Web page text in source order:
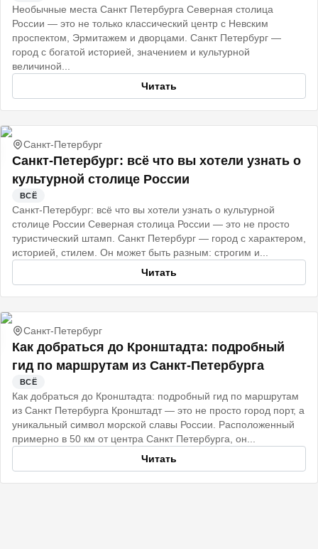
Необычные места Санкт Петербурга Северная столица
России — это не только классический центр с Невским
проспектом, Эрмитажем и дворцами. Санкт Петербург —
город с богатой историей, значением и культурной
величиной...
Читать
Санкт-Петербург
Санкт‑Петербург: всё что вы хотели узнать о
культурной столице России
ВСЁ
Санкт‑Петербург: всё что вы хотели узнать о культурной
столице России Северная столица России — это не просто
туристический штамп. Санкт Петербург — город с характером,
историей, стилем. Он может быть разным: строгим и...
Читать
Санкт-Петербург
Как добраться до Кронштадта: подробный
гид по маршрутам из Санкт-Петербурга
ВСЁ
Как добраться до Кронштадта: подробный гид по маршрутам
из Санкт Петербурга Кронштадт — это не просто город порт, а
уникальный символ морской славы России. Расположенный
примерно в 50 км от центра Санкт Петербурга, он...
Читать